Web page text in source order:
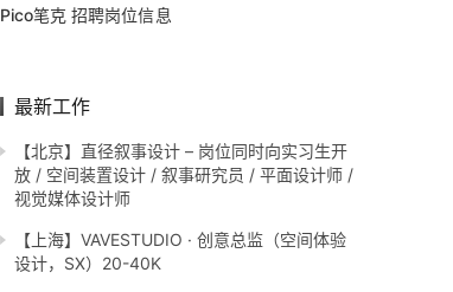
Pico笔克 招聘岗位信息
最新工作
【北京】直径叙事设计 – 岗位同时向实习生开
放 / 空间装置设计 / 叙事研究员 / 平面设计师 /
视觉媒体设计师
【上海】VAVESTUDIO · 创意总监（空间体验
设计，SX）20-40K